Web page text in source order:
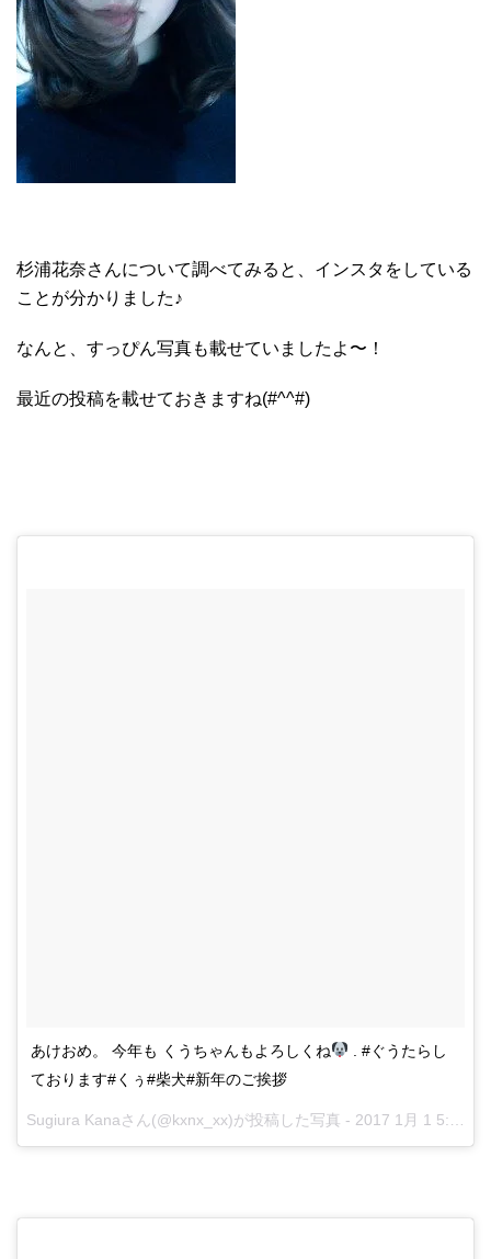
杉浦花奈さんについて調べてみると、インスタをしている
ことが分かりました♪
なんと、すっぴん写真も載せていましたよ〜！
最近の投稿を載せておきますね(#^^#)
あけおめ。 今年も くうちゃんもよろしくね
. #ぐうたらし
ております#くぅ#柴犬#新年のご挨拶
Sugiura Kanaさん(@kxnx_xx)が投稿した写真 - 2017 1月 1 5:16午後 PST